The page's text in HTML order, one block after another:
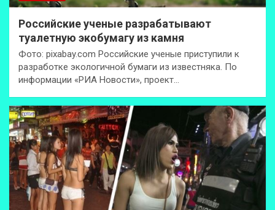
Российские ученые разрабатывают
туалетную экобумагу из камня
Фото: pixabay.com Российские ученые приступили к
разработке экологичной бумаги из известняка. По
информации «РИА Новости», проект…